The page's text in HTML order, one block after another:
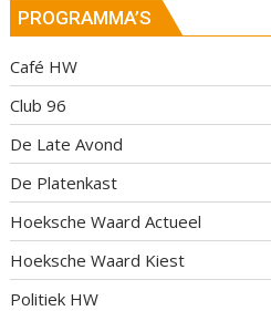
PROGRAMMA’S
Café HW
Club 96
De Late Avond
De Platenkast
Hoeksche Waard Actueel
Hoeksche Waard Kiest
Politiek HW